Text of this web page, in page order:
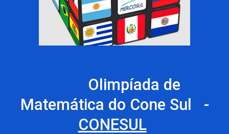
Olimpíada de
Matemática do Cone Sul
-
CONESUL